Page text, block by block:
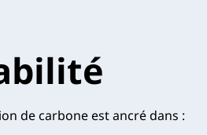
de carbone est ancré dans :